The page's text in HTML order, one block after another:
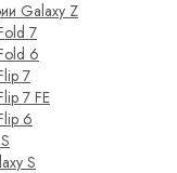
Galaxy Z
7
6
7
7 FE
6
S